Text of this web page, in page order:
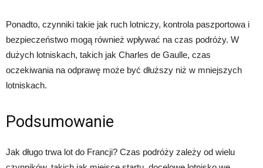
Ponadto, czynniki takie jak ruch lotniczy, kontrola paszportowa i
bezpieczeństwo mogą również wpływać na czas podróży. W
dużych lotniskach, takich jak Charles de Gaulle, czas
oczekiwania na odprawę może być dłuższy niż w mniejszych
lotniskach.
Podsumowanie
Jak długo trwa lot do Francji? Czas podróży zależy od wielu